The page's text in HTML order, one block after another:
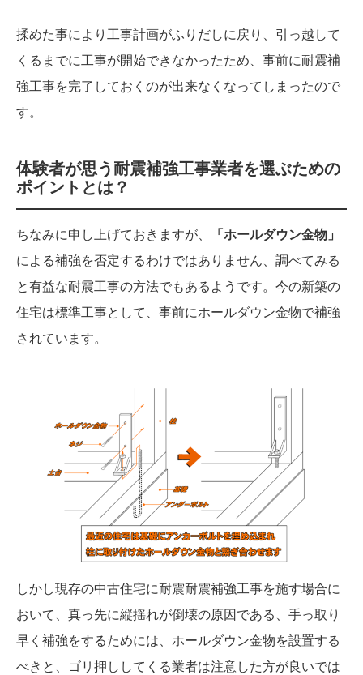
揉めた事により工事計画がふりだしに戻り、引っ越して
くるまでに工事が開始できなかったため、事前に耐震補
強工事を完了しておくのが出来なくなってしまったので
す。
体験者が思う耐震補強工事業者を選ぶための
ポイントとは？
ちなみに申し上げておきますが、
「ホールダウン金物」
による補強を否定するわけではありません、調べてみる
と有益な耐震工事の方法でもあるようです。今の新築の
住宅は標準工事として、事前にホールダウン金物で補強
されています。
しかし現存の中古住宅に耐震耐震補強工事を施す場合に
おいて、真っ先に縦揺れが倒壊の原因である、手っ取り
早く補強をするためには、ホールダウン金物を設置する
べきと、ゴリ押ししてくる業者は注意した方が良いでは